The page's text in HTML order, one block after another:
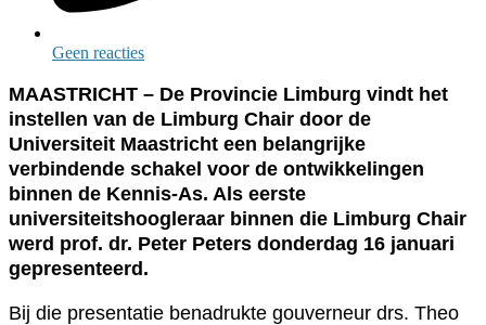
Geen reacties
MAASTRICHT – De Provincie Limburg vindt het
instellen van de Limburg Chair door de
Universiteit Maastricht een belangrijke
verbindende schakel voor de ontwikkelingen
binnen de Kennis-As. Als eerste
universiteitshoogleraar binnen die Limburg Chair
werd prof. dr. Peter Peters donderdag 16 januari
gepresenteerd.
Bij die presentatie benadrukte gouverneur drs. Theo